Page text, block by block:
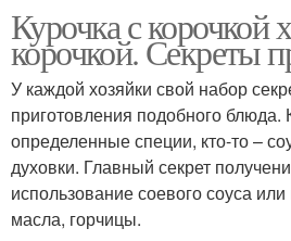
Курочка с корочкой
корочкой. Секреты
У каждой хозяйки свой набор
приготовления подобного блюда.
определенные специи, кто-то –
духовки. Главный секрет
использование соевого соуса
масла, горчицы.